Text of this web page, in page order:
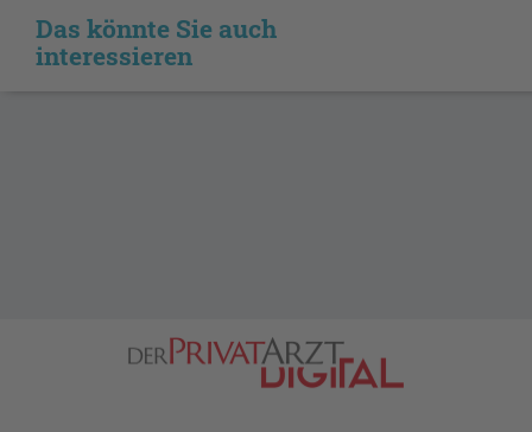
Das könnte Sie auch
interessieren